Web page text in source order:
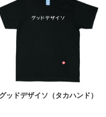
グッドデザイソ（タカハンド）